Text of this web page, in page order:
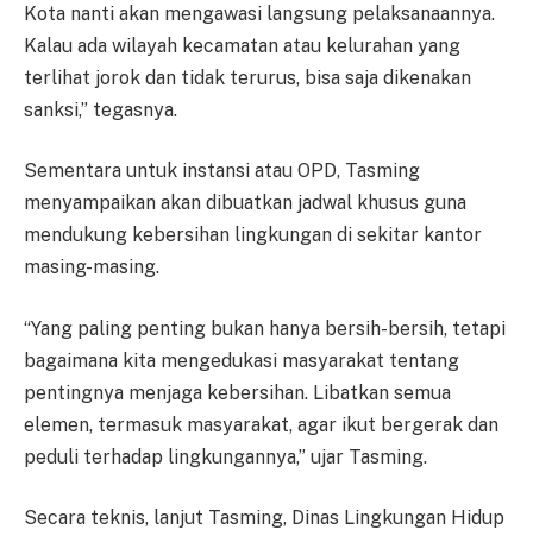
Kota nanti akan mengawasi langsung pelaksanaannya.
Kalau ada wilayah kecamatan atau kelurahan yang
terlihat jorok dan tidak terurus, bisa saja dikenakan
sanksi,” tegasnya.
Sementara untuk instansi atau OPD, Tasming
menyampaikan akan dibuatkan jadwal khusus guna
mendukung kebersihan lingkungan di sekitar kantor
masing-masing.
“Yang paling penting bukan hanya bersih-bersih, tetapi
bagaimana kita mengedukasi masyarakat tentang
pentingnya menjaga kebersihan. Libatkan semua
elemen, termasuk masyarakat, agar ikut bergerak dan
peduli terhadap lingkungannya,” ujar Tasming.
Secara teknis, lanjut Tasming, Dinas Lingkungan Hidup